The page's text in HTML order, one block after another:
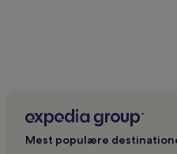
Mest populære